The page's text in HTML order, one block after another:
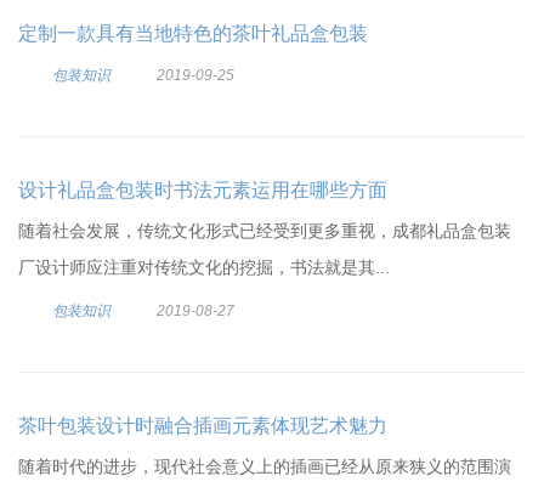
定制一款具有当地特色的茶叶礼品盒包装
包装知识 2019-09-25
设计礼品盒包装时书法元素运用在哪些方面
随着社会发展，传统文化形式已经受到更多重视，成都礼品盒包装
厂设计师应注重对传统文化的挖掘，书法就是其...
包装知识 2019-08-27
茶叶包装设计时融合插画元素体现艺术魅力
随着时代的进步，现代社会意义上的插画已经从原来狭义的范围演